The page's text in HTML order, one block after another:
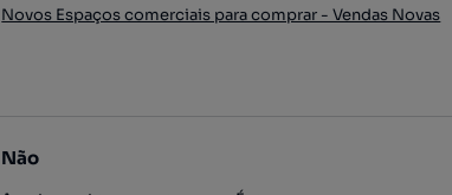
Novos Espaços comerciais para comprar - Vendas Novas
Não